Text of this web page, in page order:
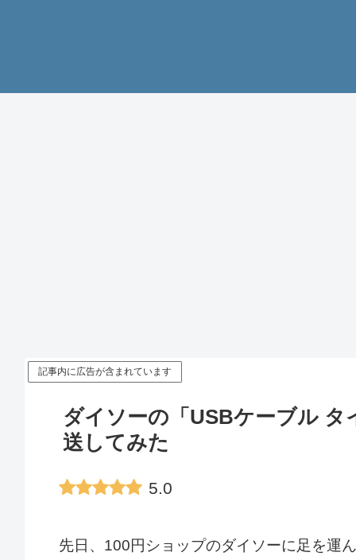
記事内に広告が含まれています
ダイソーの「USBケーブル
送してみた
5.0
先日、100円ショップのダイソーに足を運